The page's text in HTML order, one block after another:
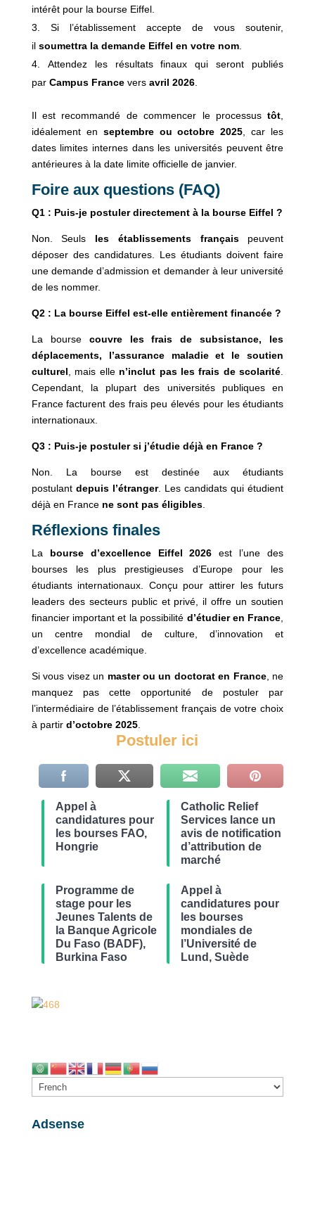
intérêt pour la bourse Eiffel.
Si l’établissement accepte de vous soutenir,
il soumettra la demande Eiffel en votre nom.
Attendez les résultats finaux qui seront publiés
par Campus Francevers avril 2026.
Il est recommandé de commencer le processustôt
idéalement en septembre ou octobre 2025 , car les
dates limites internes dans les universités peuvent être
antérieures à la date limite officielle de janvier.
Foire aux questions (FAQ)
Q1 : Puis-je postuler directement à la bourse Eiffel ?
Non. Seuls les établissements françaispeuvent
déposer des candidatures. Les étudiants doivent faire
une demande d’admission et demander à leur université
de les nommer.
Q2 : La bourse Eiffel est-elle entièrement financée ?
La bourse couvre les frais de subsistance, les
déplacements, l’assurance maladie et le soutien
culturel , mais elle n’inclut pas les frais de scolarité
Cependant, la plupart des universités publiques en
France facturent des frais peu élevés pour les étudiants
internationaux.
Q3 : Puis-je postuler si j’étudie déjà en France ?
Non. La bourse est destinée aux étudiants
postulant depuis l’étranger. Les candidats qui étudient
déjà en France ne sont pas éligibles.
Réflexions finales
La bourse d’excellence Eiffel 2026 est l’une des
bourses les plus prestigieuses d’Europe pour les
étudiants internationaux. Conçu pour attirer les futurs
leaders des secteurs public et privé, il offre un soutien
financier important et la possibilité d’étudier en France
un centre mondial de culture, d’innovation et
d’excellence académique.
Si vous visez un master ou un doctorat en France, ne
manquez pas cette opportunité de postuler par
l’intermédiaire de l’établissement français de votre choix
à partir d’octobre 2025.
Postuler ici
Appel à
candidatures pour
les bourses FAO,
Hongrie
Catholic Relief
Services lance un
avis de notification
d’attribution de
marché
Programme de
stage pour les
Jeunes Talents de
la Banque Agricole
Du Faso (BADF),
Burkina Faso
Appel à
candidatures pour
les bourses
mondiales de
l’Université de
Lund, Suède
Adsense